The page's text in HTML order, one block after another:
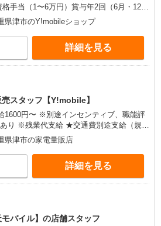
格手当（1〜6万円）賞与年2回（6月・12
最高5.4カ月分） 未経験から入社半年で
万円以上への昇給実績あり ※残業代支給
支給（規定あり） ゜+゜・。○。・゜
○。・゜+゜ 入社祝い金10万円支給(規定
県津市のY!mobileショップ
詳細を見る
スタッフ【Y!mobile】
1600円〜 ※別途インセンティブ、職能評
り ※残業代支給 ★交通費別途支給（規定
入
円支給(規定有) お友達を紹介頂くと,
ブ支給(規定有) ★月2回払い・週払い
程有）★ ゜・。○。・゜+゜・。○。・゜
県津市の家電量販店
詳細を見る
モバイル】の店舗スタッフ